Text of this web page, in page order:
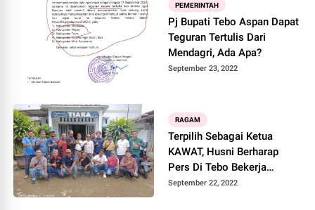
PEMERINTAH
Pj Bupati Tebo Aspan Dapat
Teguran Tertulis Dari
Mendagri, Ada Apa?
September 23, 2022
RAGAM
Terpilih Sebagai Ketua
KAWAT, Husni Berharap
Pers Di Tebo Bekerja
Dengan Profesional
September 22, 2022